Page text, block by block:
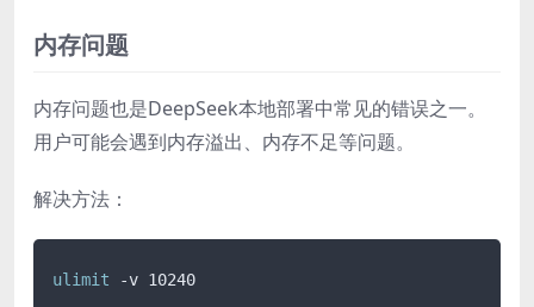
内存问题
内存问题也是DeepSeek本地部署中常见的错误之一。
用户可能会遇到内存溢出、内存不足等问题。
解决方法：
ulimit